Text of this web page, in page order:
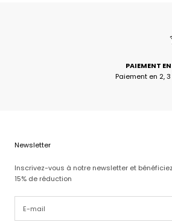
PAIEMENT
Paiement en 2,
Newsletter
Inscrivez-vous à notre newsletter et
15% de réduction